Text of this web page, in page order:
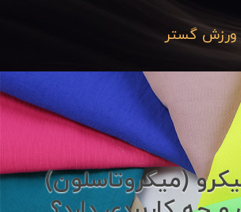
ورزش گستر
(میکروتاسلون)